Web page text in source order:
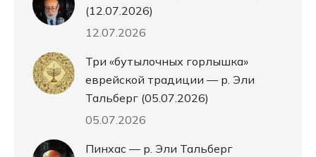
(12.07.2026)
12.07.2026
Три «бутылочных горлышка»
еврейской традиции — р. Эли
Тальберг (05.07.2026)
05.07.2026
Пинхас — р. Эли Тальберг